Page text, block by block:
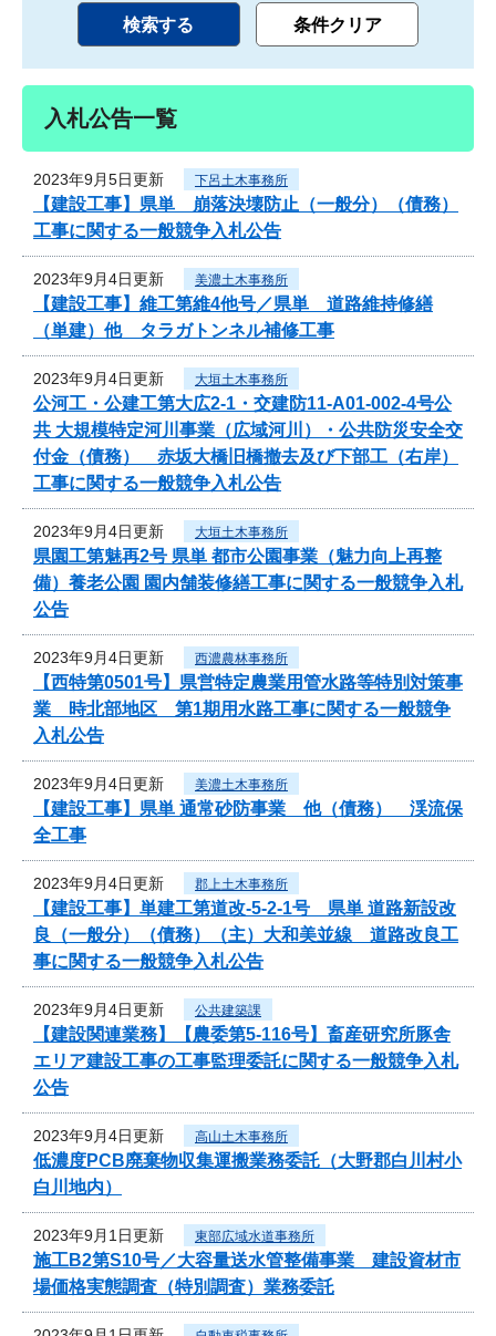
入札公告一覧
2023年9月5日更新 下呂土木事務所
【建設工事】県単 崩落決壊防止（一般分）（債務）
工事に関する一般競争入札公告
2023年9月4日更新 美濃土木事務所
【建設工事】維工第維4他号／県単 道路維持修繕
（単建）他 タラガトンネル補修工事
2023年9月4日更新 大垣土木事務所
公河工・公建工第大広2-1・交建防11-A01-002-4号公
共 大規模特定河川事業（広域河川）・公共防災安全交
付金（債務） 赤坂大橋旧橋撤去及び下部工（右岸）
工事に関する一般競争入札公告
2023年9月4日更新 大垣土木事務所
県園工第魅再2号 県単 都市公園事業（魅力向上再整
備）養老公園 園内舗装修繕工事に関する一般競争入札
公告
2023年9月4日更新 西濃農林事務所
【西特第0501号】県営特定農業用管水路等特別対策事
業 時北部地区 第1期用水路工事に関する一般競争
入札公告
2023年9月4日更新 美濃土木事務所
【建設工事】県単 通常砂防事業 他（債務） 渓流保
全工事
2023年9月4日更新 郡上土木事務所
【建設工事】単建工第道改-5-2-1号 県単 道路新設改
良（一般分）（債務）（主）大和美並線 道路改良工
事に関する一般競争入札公告
2023年9月4日更新 公共建築課
【建設関連業務】【農委第5-116号】畜産研究所豚舎
エリア建設工事の工事監理委託に関する一般競争入札
公告
2023年9月4日更新 高山土木事務所
低濃度PCB廃棄物収集運搬業務委託（大野郡白川村小
白川地内）
2023年9月1日更新 東部広域水道事務所
施工B2第S10号／大容量送水管整備事業 建設資材市
場価格実態調査（特別調査）業務委託